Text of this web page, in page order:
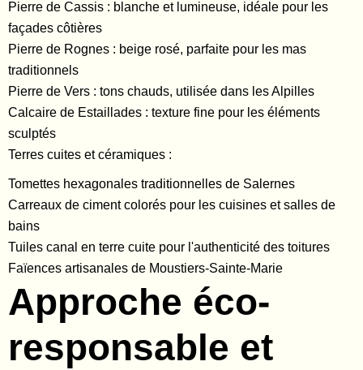
Pierre de Cassis : blanche et lumineuse, idéale pour les
façades côtières
Pierre de Rognes : beige rosé, parfaite pour les mas
traditionnels
Pierre de Vers : tons chauds, utilisée dans les Alpilles
Calcaire de Estaillades : texture fine pour les éléments
sculptés
Terres cuites et céramiques :
Tomettes hexagonales traditionnelles de Salernes
Carreaux de ciment colorés pour les cuisines et salles de
bains
Tuiles canal en terre cuite pour l'authenticité des toitures
Faïences artisanales de Moustiers-Sainte-Marie
Approche éco-
responsable et